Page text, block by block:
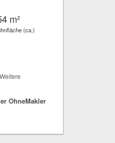
m²
(ca.)
Weitere
OhneMakler